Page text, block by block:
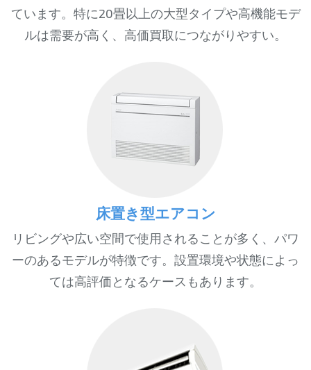
ています。特に20畳以上の大型タイプや高機能モデ
ルは需要が高く、高価買取につながりやすい。
床置き型エアコン
リビングや広い空間で使用されることが多く、パワ
ーのあるモデルが特徴です。設置環境や状態によっ
ては高評価となるケースもあります。